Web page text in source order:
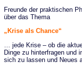
Freunde der praktischen
über das Thema
„Krise als Chance“
… jede Krise – ob die
Dinge zu hinterfragen und
sich zu lassen und Neues